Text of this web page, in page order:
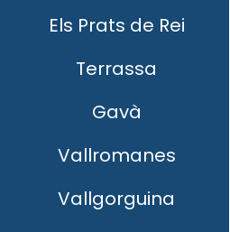
Els Prats de Rei
Terrassa
Gavà
Vallromanes
Vallgorguina